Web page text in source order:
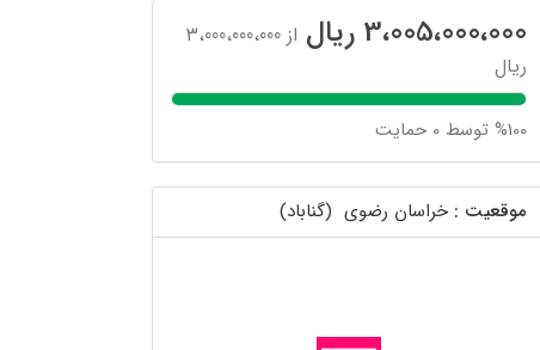
3،005،000،000 ریال
از 3،000،000،000
ریال
%100 توسط 0 حمایت
موقعیت : خراسان رضوی (گناباد)